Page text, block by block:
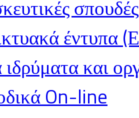
έντυπα
και
On-line